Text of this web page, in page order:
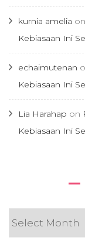
kurnia amelia on
Kebiasaan Ini
echaimutenan
Kebiasaan Ini
Lia Harahap on
Kebiasaan Ini